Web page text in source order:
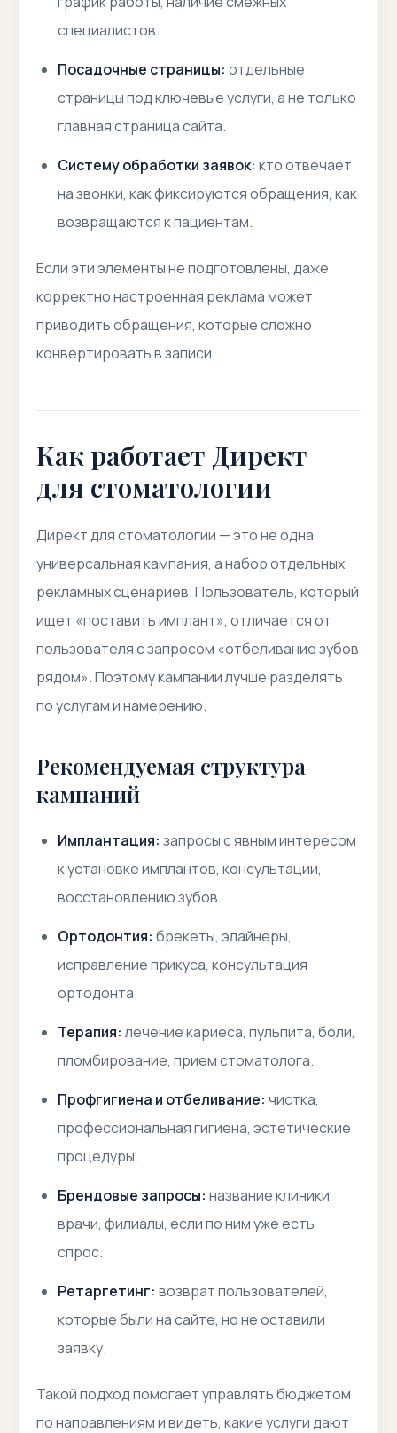
специалистов.
Посадочные страницы: отдельные
страницы под ключевые услуги, а не только
главная страница сайта.
Систему обработки заявок: кто отвечает
на звонки, как фиксируются обращения, как
возвращаются к пациентам.
Если эти элементы не подготовлены, даже
корректно настроенная реклама может
приводить обращения, которые сложно
конвертировать в записи.
Как работает Директ
для стоматологии
Директ для стоматологии — это не одна
универсальная кампания, а набор отдельных
рекламных сценариев. Пользователь, который
ищет «поставить имплант», отличается от
пользователя с запросом «отбеливание зубов
рядом». Поэтому кампании лучше разделять
по услугам и намерению.
Рекомендуемая структура
кампаний
Имплантация: запросы с явным интересом
к установке имплантов, консультации,
восстановлению зубов.
Ортодонтия: брекеты, элайнеры,
исправление прикуса, консультация
ортодонта.
Терапия: лечение кариеса, пульпита, боли,
пломбирование, прием стоматолога.
Профгигиена и отбеливание: чистка,
профессиональная гигиена, эстетические
процедуры.
Брендовые запросы: название клиники,
врачи, филиалы, если по ним уже есть
спрос.
Ретаргетинг: возврат пользователей,
которые были на сайте, но не оставили
заявку.
Такой подход помогает управлять бюджетом
по направлениям и видеть, какие услуги дают